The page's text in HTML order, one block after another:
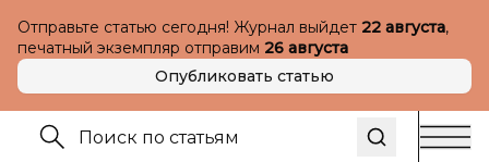
Отправьте статью сегодня! Журнал выйдет 22 августа,
печатный экземпляр отправим 26 августа
Опубликовать статью